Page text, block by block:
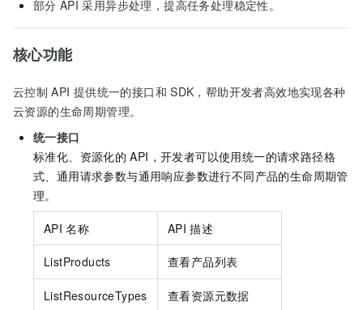
部分 API 采用异步处理，提高任务处理稳定性。
核心功能
云控制 API 提供统一的接口和 SDK，帮助开发者高效地实现各种
云资源的生命周期管理。
统一接口
标准化、资源化的 API，开发者可以使用统一的请求路径格
式、通用请求参数与通用响应参数进行不同产品的生命周期管
理。
API 名称 API 描述
ListProducts 查看产品列表
ListResourceTypes 查看资源元数据